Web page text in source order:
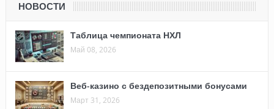
НОВОСТИ
Таблица чемпионата НХЛ
Май 08, 2026
Веб-казино с бездепозитными бонусами
Март 31, 2026